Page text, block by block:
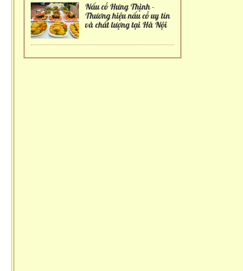
Nấu cỗ Hưng Thịnh -
Thương hiệu nấu cỗ uy tín
và chất lượng tại Hà Nội